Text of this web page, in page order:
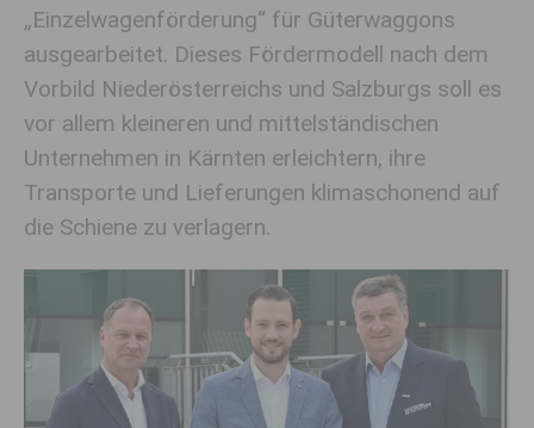
„Einzelwagenförderung“ für Güterwaggons
ausgearbeitet. Dieses Fördermodell nach dem
Vorbild Niederösterreichs und Salzburgs soll es
vor allem kleineren und mittelständischen
Unternehmen in Kärnten erleichtern, ihre
Transporte und Lieferungen klimaschonend auf
die Schiene zu verlagern.